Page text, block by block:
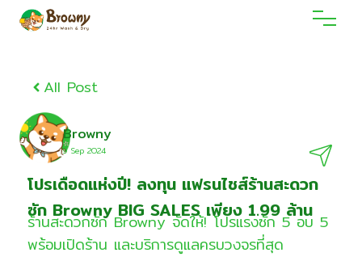
All Post
Browny
9 Sep 2O24
โปรเดือดแห่งปี! ลงทุน แฟรนไชส์ร้านสะดวก
ซัก Browny BIG SALES เพียง 1.99 ล้าน
ร้านสะดวกซัก Browny จัดให้! โปรแรงซัก 5 อบ 5
พร้อมเปิดร้าน และบริการดูแลครบวงจรที่สุด